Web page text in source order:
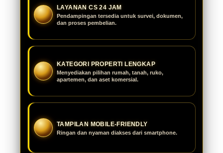
LAYANAN CS 24 JAM
Pendampingan tersedia untuk survei, dokumen,
dan proses pembelian.
KATEGORI PROPERTI LENGKAP
Menyediakan pilihan rumah, tanah, ruko,
apartemen, dan aset komersial.
TAMPILAN MOBILE-FRIENDLY
Ringan dan nyaman diakses dari smartphone.